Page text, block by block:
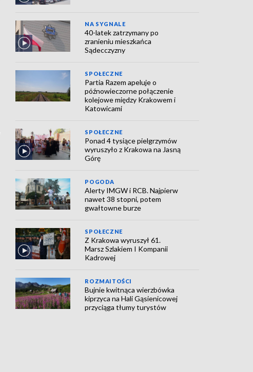
NA SYGNALE
40-latek zatrzymany po
zranieniu mieszkańca
Sądecczyzny
SPOŁECZNE
Partia Razem apeluje o
późnowieczorne połączenie
kolejowe między Krakowem i
Katowicami
SPOŁECZNE
Ponad 4 tysiące pielgrzymów
wyruszyło z Krakowa na Jasną
Górę
POGODA
Alerty IMGW i RCB. Najpierw
nawet 38 stopni, potem
gwałtowne burze
SPOŁECZNE
Z Krakowa wyruszył 61.
Marsz Szlakiem I Kompanii
Kadrowej
ROZMAITOŚCI
Bujnie kwitnąca wierzbówka
kiprzyca na Hali Gąsienicowej
przyciąga tłumy turystów